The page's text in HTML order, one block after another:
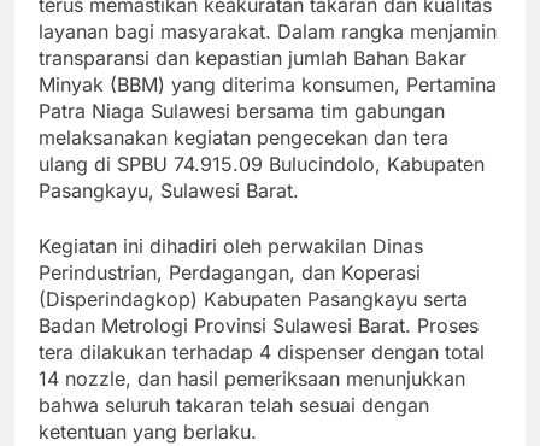
terus memastikan keakuratan takaran dan kualitas
layanan bagi masyarakat. Dalam rangka menjamin
transparansi dan kepastian jumlah Bahan Bakar
Minyak (BBM) yang diterima konsumen, Pertamina
Patra Niaga Sulawesi bersama tim gabungan
melaksanakan kegiatan pengecekan dan tera
ulang di SPBU 74.915.09 Bulucindolo, Kabupaten
Pasangkayu, Sulawesi Barat.
Kegiatan ini dihadiri oleh perwakilan Dinas
Perindustrian, Perdagangan, dan Koperasi
(Disperindagkop) Kabupaten Pasangkayu serta
Badan Metrologi Provinsi Sulawesi Barat. Proses
tera dilakukan terhadap 4 dispenser dengan total
14 nozzle, dan hasil pemeriksaan menunjukkan
bahwa seluruh takaran telah sesuai dengan
ketentuan yang berlaku.